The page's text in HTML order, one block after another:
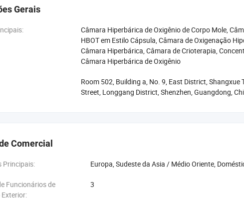
rica em R&D e fabrico de oxigênio hiperbárico chambers e pode
necessidades personalizadas.
hiperbárico câmaras são vendidos para mais de 50 países, principalmente
para os nossos clientes.
a nossa marca de oxigenoterapia dispositivo. Ele destaca o profissionalismo,
que inspirou e guiar a nossa pesquisa em oxigenoterapia. Sua carreira
da investigação e do processo de produção de nossos produtos.
confortável oxigênio hiperbárico Chambers
Disco oxigênio hiperbárico Chambers
Gerais
Câmara Hiperbárica de Oxigênio de Corpo Mole,
HBOT em Estilo Cápsula, Câmara de Oxigenação
Câmara Hiperbárica, Câmara de Crioterapia,
Câmara Hiperbárica de Oxigênio
Room 502, Building a, No. 9, East District,
Street, Longgang District, Shenzhen, Guangdong,
Comercial
Principais: Europa, Sudeste da Asia / Médio Oriente,
Funcionários de
3